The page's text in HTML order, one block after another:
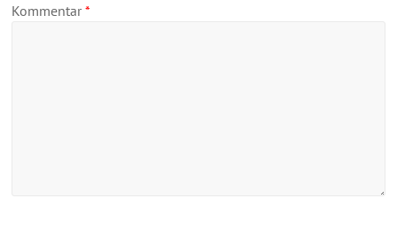
Kommentar*